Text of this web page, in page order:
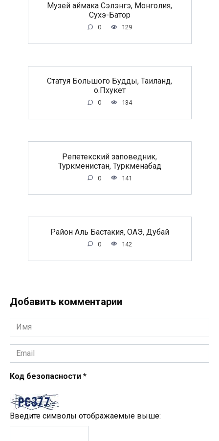
Музей аймака Сэлэнгэ, Монголия,
Сухэ-Батор
0 129
Статуя Большого Будды, Таиланд,
о.Пхукет
0 134
Репетекский заповедник,
Туркменистан, Туркменабад
0 141
Район Аль Бастакия, ОАЭ, Дубай
0 142
Добавить комментарии
Имя
*
Email
*
Код безопасности *
Введите символы отображаемые выше: